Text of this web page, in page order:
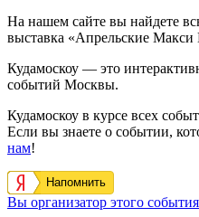
На нашем сайте вы найдете
выставка «Апрельские
Кудамоскоу — это
событий Москвы.
Кудамоскоу в курсе всех
Если вы знаете о событии,
нам!
Напомнить
Вы организатор этого